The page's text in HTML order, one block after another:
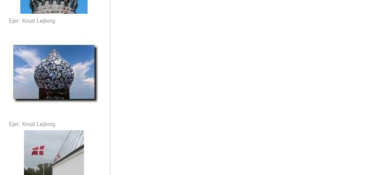
Ejer: Knud Løjborg
Ejer: Knud Løjborg